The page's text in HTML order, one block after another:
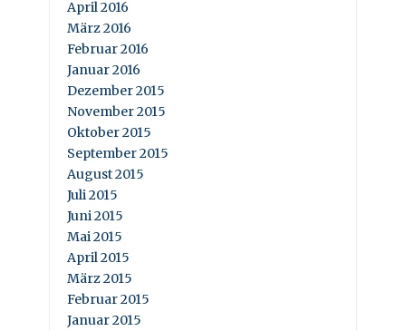
April 2016
März 2016
Februar 2016
Januar 2016
Dezember 2015
November 2015
Oktober 2015
September 2015
August 2015
Juli 2015
Juni 2015
Mai 2015
April 2015
März 2015
Februar 2015
Januar 2015